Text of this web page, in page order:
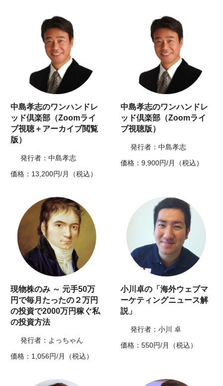
中島孝志のワンハンドレ
ッド倶楽部（Zoomライ
ブ視聴＋アーカイブ閲覧
版）
発行者：中島孝志
価格：13,200円/月（税込）
中島孝志のワンハンドレ
ッド倶楽部（Zoomライ
ブ視聴版）
発行者：中島孝志
価格：9,900円/月（税込）
現物株のみ ～ 元手50万
円で毎月たったの２万円
の投資で2000万円稼ぐ私
の投資方法
発行者：よっちゃん
価格：1,056円/月（税込）
小川卓の「海外ウェブマ
ーケティングニュース解
説」
発行者：小川 卓
価格：550円/月（税込）